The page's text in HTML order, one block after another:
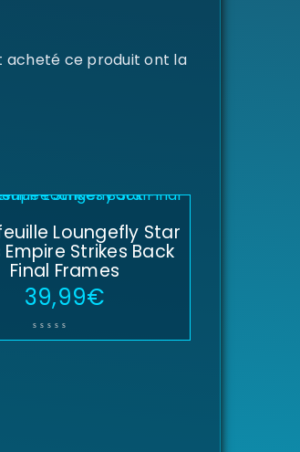
acheté ce produit ont la
Loungefly Star
Strikes Back
Final Frames
39,99€